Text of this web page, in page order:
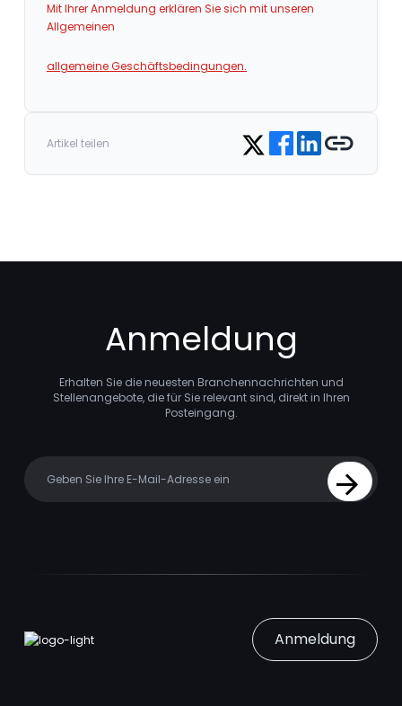
Mit Ihrer Anmeldung erklären Sie sich mit unseren
Allgemeinen
allgemeine Geschäftsbedingungen.
Artikel teilen Share on Twitter
Share on Facebook
Share on LinkedIn
Copy link
Anmeldung
Erhalten Sie die neuesten Branchennachrichten und
Stellenangebote, die für Sie relevant sind, direkt in Ihren
Posteingang.
Sign Up
Anmeldung